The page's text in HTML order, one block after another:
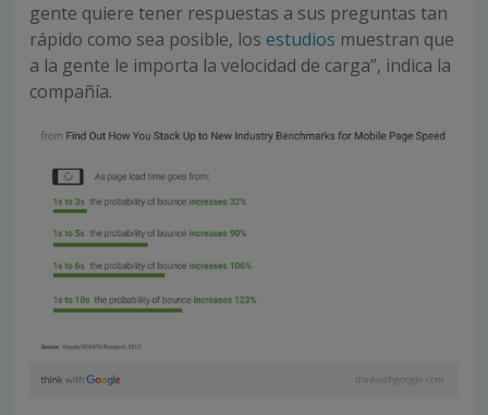
gente quiere tener respuestas a sus preguntas tan
rápido como sea posible, los estudios muestran que
a la gente le importa la velocidad de carga”, indica la
compañía.